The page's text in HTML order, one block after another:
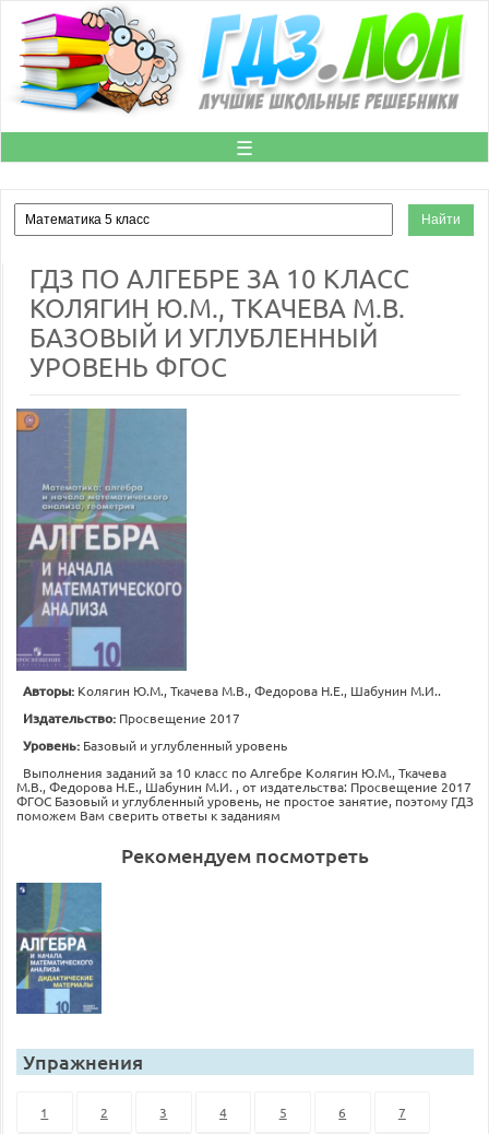
☰
ГДЗ ПО АЛГЕБРЕ ЗА 10 КЛАСС
КОЛЯГИН Ю.М., ТКАЧЕВА М.В.
БАЗОВЫЙ И УГЛУБЛЕННЫЙ
УРОВЕНЬ ФГОС
Авторы: Колягин Ю.М., Ткачева М.В., Федорова Н.Е., Шабунин М.И..
Издательство: Просвещение 2017
Уровень: Базовый и углубленный уровень
Выполнения заданий за 10 класс по Алгебре Колягин Ю.М., Ткачева
М.В., Федорова Н.Е., Шабунин М.И. , от издательства: Просвещение 2017
ФГОС Базовый и углубленный уровень, не простое занятие, поэтому ГДЗ
поможем Вам сверить ответы к заданиям
Рекомендуем посмотреть
Упражнения
1 2 3 4 5 6 7